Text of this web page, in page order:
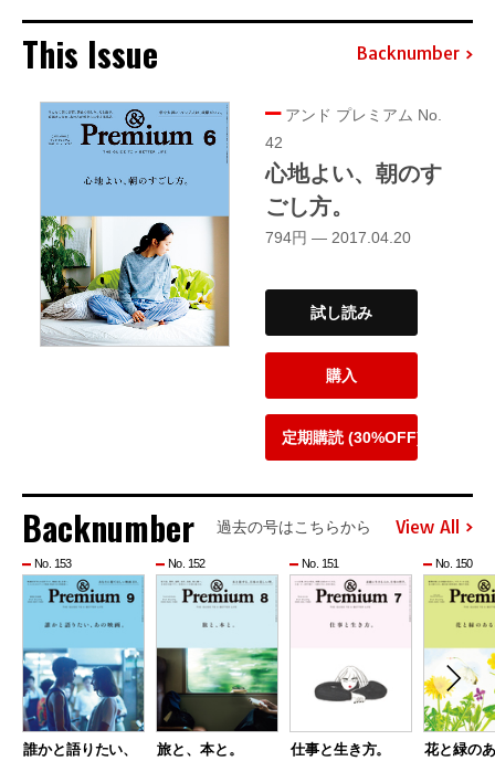
This Issue Backnumber
アンド プレミアム No.
42
心地よい、朝のす
ごし方。
794円 — 2017.04.20
試し読み
購入
定期購読 (30%OFF)
Backnumber 過去の号はこちらから View All
No. 153
誰かと語りたい、
No. 152
旅と、本と。
No. 151
仕事と生き方。
No. 150
花と緑の